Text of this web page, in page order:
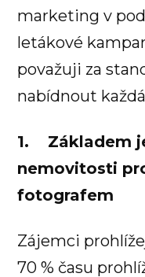
marketing v
letákové
považuji za
nabídnout
1. Základem
nemovitosti
fotografem
Zájemci
70 % času